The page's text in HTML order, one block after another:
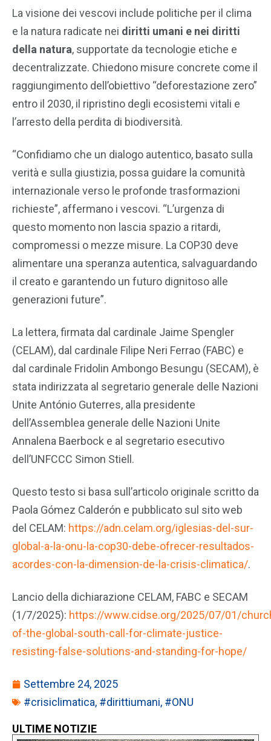
La visione dei vescovi include politiche per il clima
e la natura radicate nei diritti umani e nei diritti
della natura, supportate da tecnologie etiche e
decentralizzate. Chiedono misure concrete come il
raggiungimento dell’obiettivo “deforestazione zero”
entro il 2030, il ripristino degli ecosistemi vitali e
l’arresto della perdita di biodiversità.
“Confidiamo che un dialogo autentico, basato sulla
verità e sulla giustizia, possa guidare la comunità
internazionale verso le profonde trasformazioni
richieste”, affermano i vescovi. “L’urgenza di
questo momento non lascia spazio a ritardi,
compromessi o mezze misure. La COP30 deve
alimentare una speranza autentica, salvaguardando
il creato e garantendo un futuro dignitoso alle
generazioni future”.
La lettera, firmata dal cardinale Jaime Spengler
(CELAM), dal cardinale Filipe Neri Ferrao (FABC) e
dal cardinale Fridolin Ambongo Besungu (SECAM), è
stata indirizzata al segretario generale delle Nazioni
Unite António Guterres, alla presidente
dell’Assemblea generale delle Nazioni Unite
Annalena Baerbock e al segretario esecutivo
dell’UNFCCC Simon Stiell.
Questo testo si basa sull’articolo originale scritto da
Paola Gómez Calderón e pubblicato sul sito web
del CELAM: https://adn.celam.org/iglesias-del-sur-
global-a-la-onu-la-cop30-debe-ofrecer-resultados-
acordes-con-la-dimension-de-la-crisis-climatica/.
Lancio della dichiarazione CELAM, FABC e SECAM
(1/7/2025): https://www.cidse.org/2025/07/01/
of-the-global-south-call-for-climate-justice-
resisting-false-solutions-and-standing-for-hope/
Settembre 24, 2025
#crisiclimatica, #dirittiumani, #ONU
ULTIME NOTIZIE